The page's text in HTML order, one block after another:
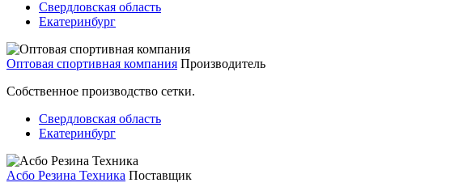
Свердловская область
Екатеринбург
Оптовая спортивная компания Производитель
Собственное производство сетки.
Свердловская область
Екатеринбург
Асбо Резина Техника Поставщик